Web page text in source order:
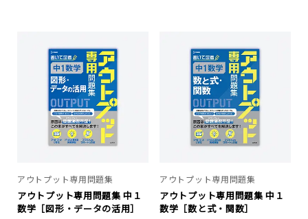
アウトプット専用問題集
アウトプット専用問題集 中１
数学［図形・データの活用］
アウトプット専用問題集
アウトプット専用問題集 中１
数学［数と式・関数］